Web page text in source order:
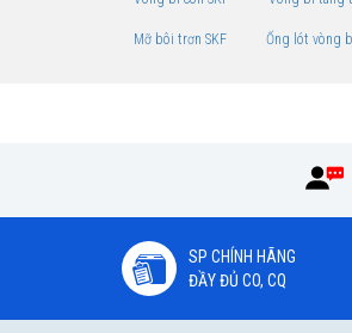
Mỡ bôi trơn SKF Ống lót vòng
SP CHÍNH HÃNG
ĐẦY ĐỦ CO, CQ